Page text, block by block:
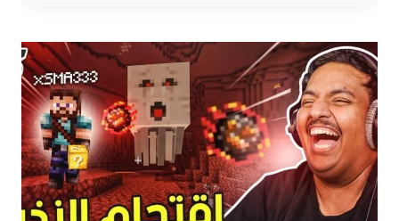
#4:
هجوم
غير
متوقع
😧
|
MINECRAFT
ONE
LUCKY
BLOCK